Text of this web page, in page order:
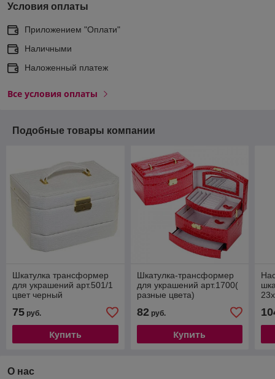
Условия оплаты
Приложением "Оплати"
Наличными
Наложенный платеж
Все условия оплаты
Подобные товары компании
Шкатулка трансформер
для украшений арт.501/1
цвет черный
75 руб.
Купить
Шкатулка-трансформер
для украшений арт.1700(
разные цвета)
82руб.
Купить
О нас